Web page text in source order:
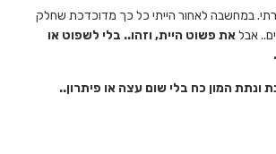
במחשבה לאחור הייתי כל כך מדוכדכת שחלק
אבלאת פשוט היית, וזהו.. בלי לשפוט או
המון כח בלי שום עצה או פיתרון..